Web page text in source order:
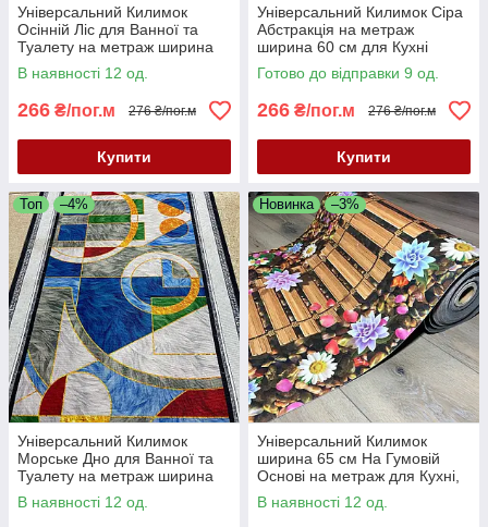
Універсальний Килимок
Осінній Ліс для Ванної та
Туалету на метраж ширина
60 см для Кухні, Коридору та
інших приміщень
В наявності 12 од.
266 ₴/пог.м 276 ₴/пог.м
Купити
Універсальний Килимок Сіра
Абстракція на метраж
ширина 60 см для Кухні
Ванної та Туалету та інших
приміщень
Готово до відправки 9 од.
266 ₴/пог.м 276 ₴/пог.м
Купити
Топ –4%
Універсальний Килимок
Морське Дно для Ванної та
Туалету на метраж ширина
60 см для Кухні, Коридору та
інших приміщень
В наявності 12 од.
Новинка –3%
Універсальний Килимок
ширина 65 см На Гумовій
Основі на метраж для Кухні,
Коридору та інших
приміщень
В наявності 12 од.